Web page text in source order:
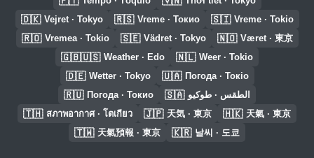
🇩🇰 Vejret · Tokyo 🇷🇸 Vreme · Токио 🇸🇮 Vreme · Tokio
🇷🇴 Vremea · Tokio 🇸🇪 Vädret · Tokyo 🇳🇴 Været · 東京
🇬🇧🇺🇸 Weather · Edo 🇳🇱 Weer · Tokio
🇩🇪 Wetter · Tokyo 🇺🇦 Погода · Токіо
🇷🇺 Погода · Токио 🇸🇦 الطقس · طوكيو
🇹🇭 สภาพอากาศ · โตเกียว 🇯🇵 天気 · 東京 🇭🇰 天氣 · 東京
🇹🇼 天氣預報 · 東京 🇰🇷 날씨 · 도쿄